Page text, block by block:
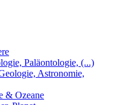
Paläontologie, (...)
Astronomie,
& Ozeane